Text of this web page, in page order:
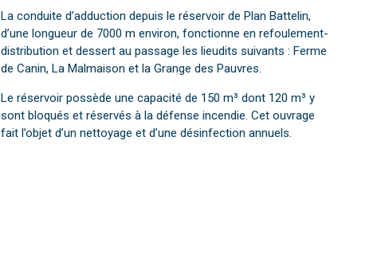
La conduite d’adduction depuis le réservoir de Plan Battelin,
d’une longueur de 7000 m environ, fonctionne en refoulement-
distribution et dessert au passage les lieudits suivants : Ferme
de Canin, La Malmaison et la Grange des Pauvres.
Le réservoir possède une capacité de 150 m³ dont 120 m³ y
sont bloqués et réservés à la défense incendie. Cet ouvrage
fait l’objet d’un nettoyage et d’une désinfection annuels.